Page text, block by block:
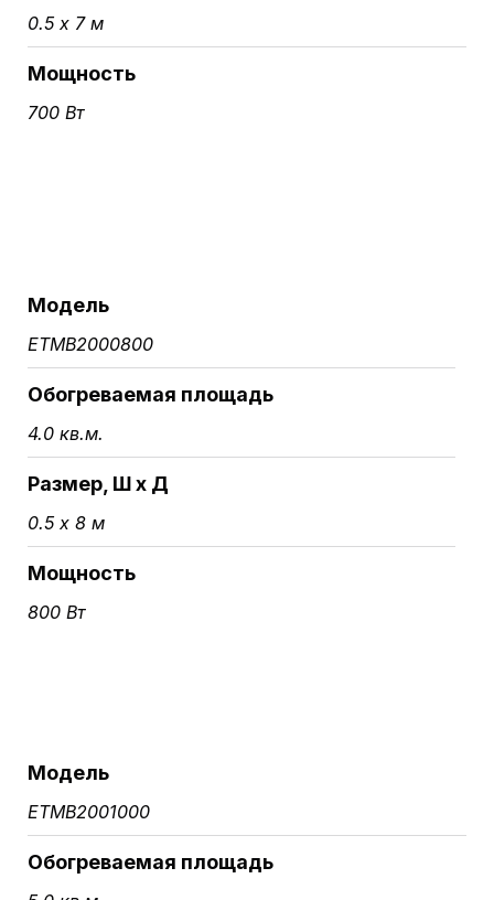
0.5 х 7 м
Мощность
700 Вт
Модель
ETMB2000800
Обогреваемая площадь
4.0 кв.м.
Размер, Ш х Д
0.5 х 8 м
Мощность
800 Вт
Модель
ETMB2001000
Обогреваемая площадь